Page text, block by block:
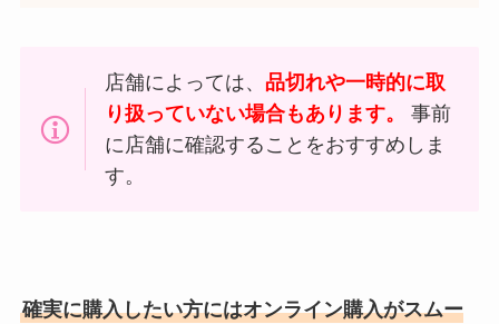
店舗によっては、 品切れや一時的に取
り扱っていない場合もあります。
事前
に店舗に確認することをおすすめしま
す。
確実に購入したい方にはオンライン購入がスムー